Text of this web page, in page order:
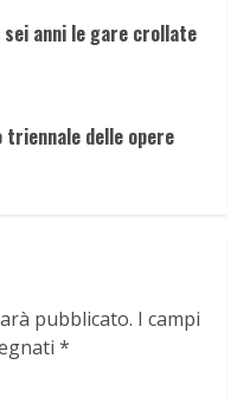
anni le gare crollate
triennale delle opere
pubblicato. I campi
*